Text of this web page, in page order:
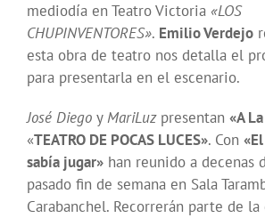
mediodía en Teatro Victoria «LOS
CHUPINVENTORES». Emilio Verdejo
esta obra de teatro nos detalla el
para presentarla en el escenario.
José Diego yMariLuzpresentan «A
«TEATRO DE POCAS LUCES». Con
sabía jugar» han reunido a decenas
pasado fin de semana en Sala
Carabanchel. Recorrerán parte de